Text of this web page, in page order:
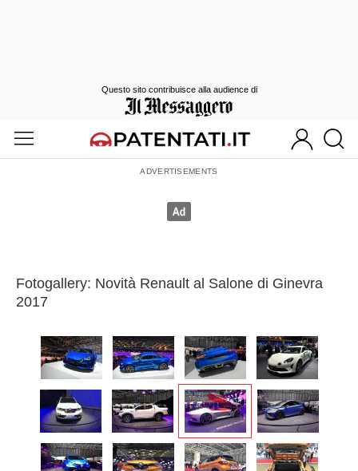
Fotogallery: Novità Renault al Salone di Ginevra
2017
Questo sito contribuisce alla audience di